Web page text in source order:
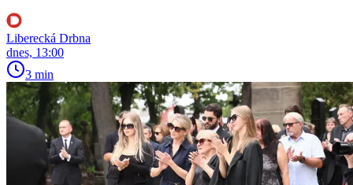
Liberecká Drbna
dnes, 13:00
3 min